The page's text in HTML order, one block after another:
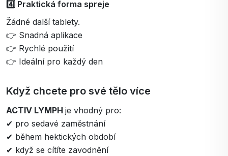
4️⃣ Praktická forma spreje
Žádné další tablety.
👉 Snadná aplikace
👉 Rychlé použití
👉 Ideální pro každý den
Když chcete pro své tělo více
ACTIV LYMPH je vhodný pro:
✔ pro sedavé zaměstnání
✔ během hektických období
✔ když se cítíte zavodnění